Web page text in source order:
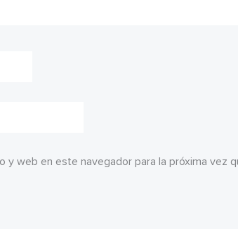
y web en este navegador para la próxima vez